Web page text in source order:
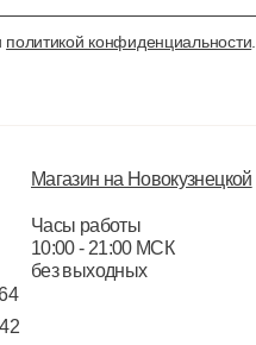
политикой конфиденциальности.
Магазин на Новокузнецкой
Часы работы
10:00 - 21:00 МСК
без выходных